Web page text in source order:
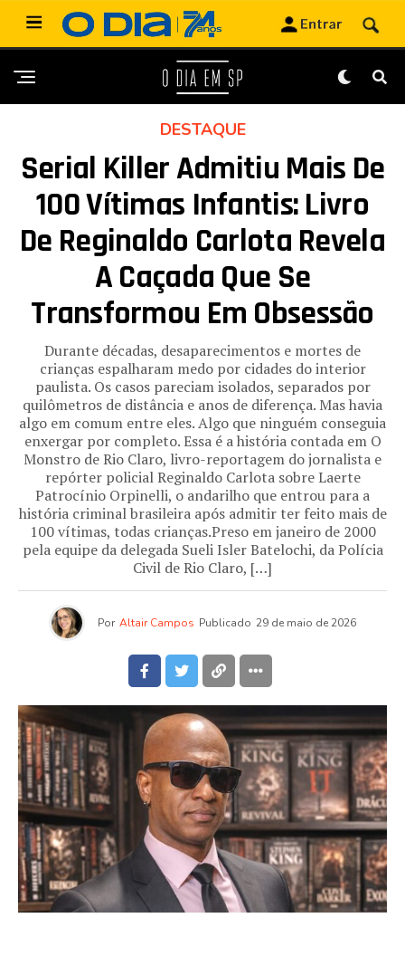
DESTAQUE
Serial Killer Admitiu Mais De
100 Vítimas Infantis: Livro
De Reginaldo Carlota Revela
A Caçada Que Se
Transformou Em Obsessão
Durante décadas, desaparecimentos e mortes de
crianças espalharam medo por cidades do interior
paulista. Os casos pareciam isolados, separados por
quilômetros de distância e anos de diferença. Mas havia
algo em comum entre eles. Algo que ninguém conseguia
enxergar por completo. Essa é a história contada em O
Monstro de Rio Claro, livro-reportagem do jornalista e
repórter policial Reginaldo Carlota sobre Laerte
Patrocínio Orpinelli, o andarilho que entrou para a
história criminal brasileira após admitir ter feito mais de
100 vítimas, todas crianças.Preso em janeiro de 2000
pela equipe da delegada Sueli Isler Batelochi, da Polícia
Civil de Rio Claro, […]
Por Altair Campos Publicado 29 de maio de 2026